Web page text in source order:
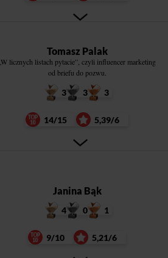
Tomasz Palak
„W licznych listach pytacie”, czyli influencer marketing
od briefu do pozwu.
3 3 3
14/15 5,39/6
Janina Bąk
4 0 1
9/10 5,21/6